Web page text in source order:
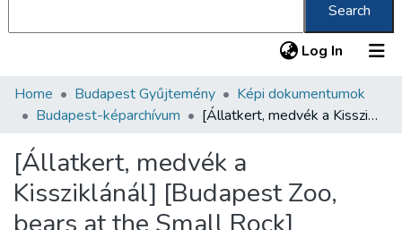
Search
Log In (current)
Communities & Collections
Statistics
About us
Home Budapest Gyűjtemény
Képi dokumentumok
Budapest-képarchívum
[Állatkert, medvék a Kissziklánál] [Budapest Zoo, bears at the Small Rock]
[Állatkert, medvék a
Kissziklánál] [Budapest Zoo,